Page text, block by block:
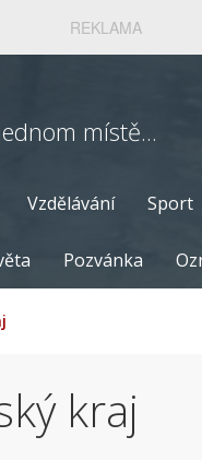
REKLAMA
místě...
Vzdělávání Sport
Pozvánka
kraj